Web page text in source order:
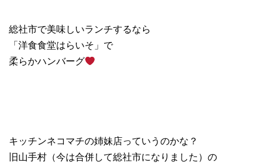
総社市で美味しいランチするなら
「洋食食堂はらいそ」で
柔らかハンバーグ
キッチンネコマチの姉妹店っていうのかな？
旧山手村（今は合併して総社市になりました）の